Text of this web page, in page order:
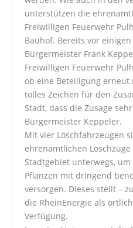
unterstützen die
Freiwilligen Feuerwehr
Bauhof. Bereits vor
Bürgermeister Frank
Freiwilligen Feuerwehr
ob eine Beteiligung erneut
tolles Zeichen für den
Stadt, dass die Zusage
Bürgermeister Keppeler.
Mit vier Löschfahrzeugen
ehrenamtlichen
Stadtgebiet unterwegs,
Pflanzen mit dringend
versorgen. Dieses stellt –
die RheinEnergie als
Verfügung.